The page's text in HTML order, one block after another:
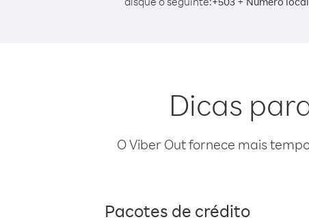
Dicas
O Viber Out fornece mais
Pacotes de crédito